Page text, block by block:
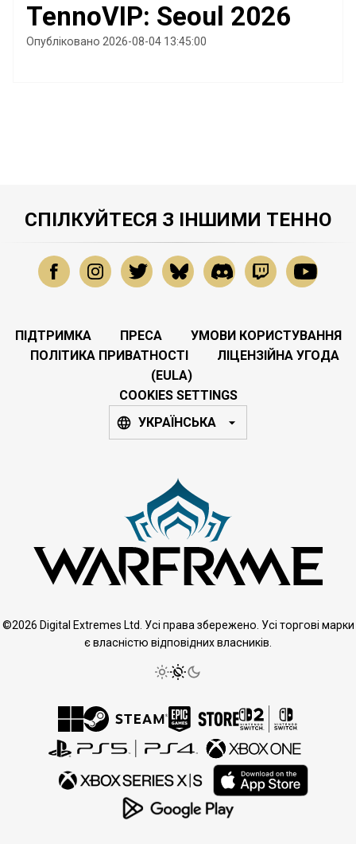
TennoVIP: Seoul 2026
Опубліковано 2026-08-04 13:45:00
СПІЛКУЙТЕСЯ З ІНШИМИ ТЕННО
ПІДТРИМКА ПРЕСА
УМОВИ КОРИСТУВАННЯ
ПОЛІТИКА ПРИВАТНОСТІ
ЛІЦЕНЗІЙНА УГОДА
(EULA)
COOKIES SETTINGS
УКРАЇНСЬКА
©2026 Digital Extremes Ltd. Усі права збережено. Усі торгові марки
є власністю відповідних власників.